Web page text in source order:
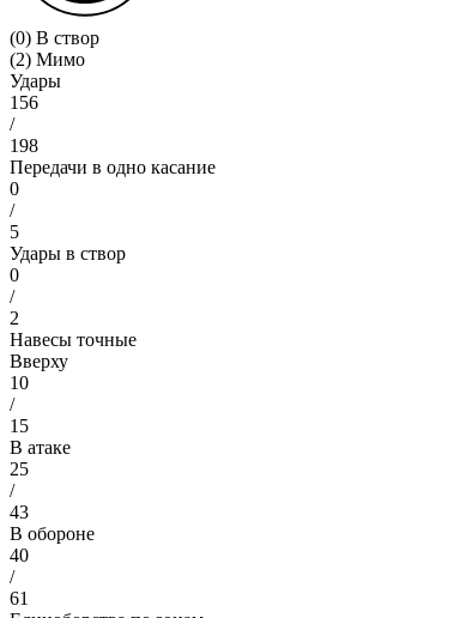
(0) В створ
(2) Мимо
Удары
156
/
198
Передачи в одно касание
0
/
5
Удары в створ
0
/
2
Навесы точные
Вверху
10
/
15
В атаке
25
/
43
В обороне
40
/
61